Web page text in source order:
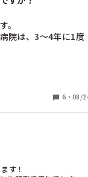
。
院は、3〜4年に1度
ザインも変わりま
してみました。
6 ・ 08/
す！